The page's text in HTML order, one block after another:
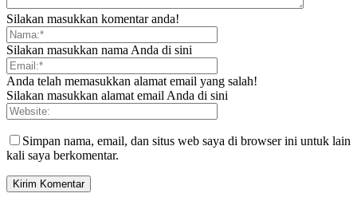
Silakan masukkan komentar anda!
Silakan masukkan nama Anda di sini
Anda telah memasukkan alamat email yang salah!
Silakan masukkan alamat email Anda di sini
Simpan nama, email, dan situs web saya di browser ini untuk lain
kali saya berkomentar.